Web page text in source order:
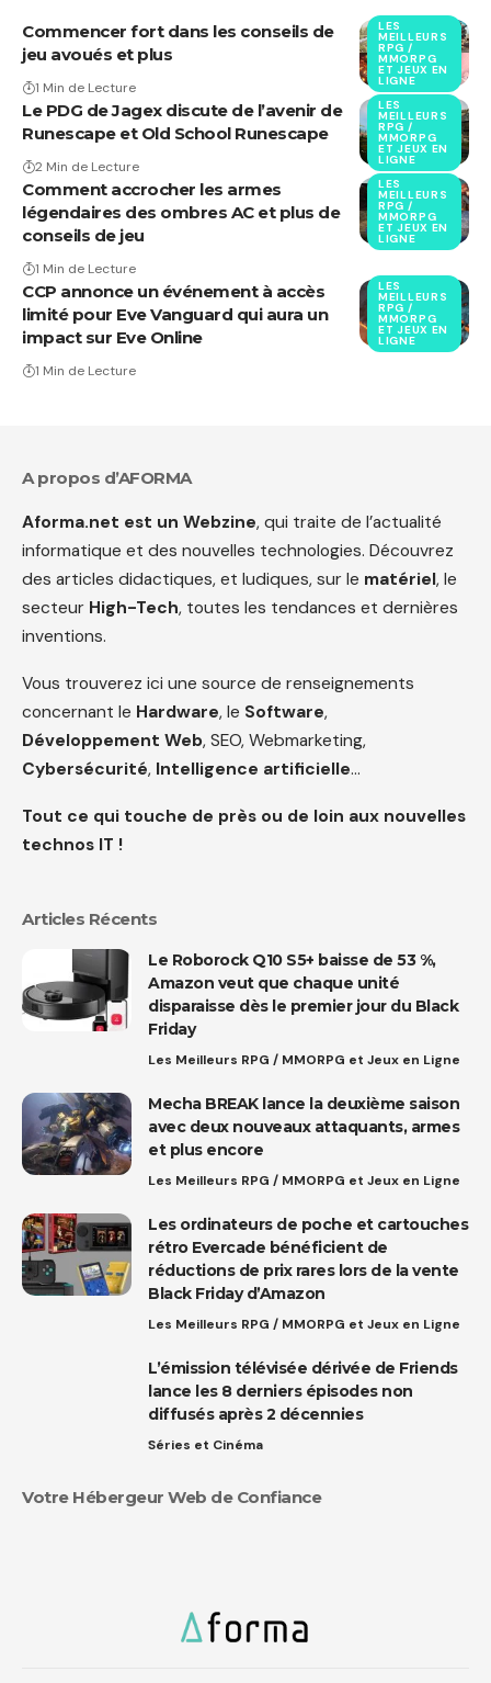
LES
MEILLEURS
RPG /
MMORPG
ET JEUX EN
LIGNE
Commencer fort dans les conseils de
jeu avoués et plus
1 Min de Lecture
LES
MEILLEURS
RPG /
MMORPG
ET JEUX EN
LIGNE
Le PDG de Jagex discute de l’avenir de
Runescape et Old School Runescape
2 Min de Lecture
LES
MEILLEURS
RPG /
MMORPG
ET JEUX EN
LIGNE
Comment accrocher les armes
légendaires des ombres AC et plus de
conseils de jeu
1 Min de Lecture
LES
MEILLEURS
RPG /
MMORPG
ET JEUX EN
LIGNE
CCP annonce un événement à accès
limité pour Eve Vanguard qui aura un
impact sur Eve Online
1 Min de Lecture
A propos d’AFORMA
Aforma.net est un Webzine, qui traite de l’actualité
informatique et des nouvelles technologies. Découvrez
des articles didactiques, et ludiques, sur le matériel, le
secteur High-Tech, toutes les tendances et dernières
inventions.
Vous trouverez ici une source de renseignements
concernant le Hardware, le Software,
Développement Web, SEO, Webmarketing,
Cybersécurité, Intelligence artificielle…
Tout ce qui touche de près ou de loin aux nouvelles
technos IT !
Articles Récents
Le Roborock Q10 S5+ baisse de 53 %,
Amazon veut que chaque unité
disparaisse dès le premier jour du Black
Friday
Les Meilleurs RPG / MMORPG et Jeux en Ligne
Mecha BREAK lance la deuxième saison
avec deux nouveaux attaquants, armes
et plus encore
Les Meilleurs RPG / MMORPG et Jeux en Ligne
Les ordinateurs de poche et cartouches
rétro Evercade bénéficient de
réductions de prix rares lors de la vente
Black Friday d’Amazon
Les Meilleurs RPG / MMORPG et Jeux en Ligne
L’émission télévisée dérivée de Friends
lance les 8 derniers épisodes non
diffusés après 2 décennies
Séries et Cinéma
Votre Hébergeur Web de Confiance